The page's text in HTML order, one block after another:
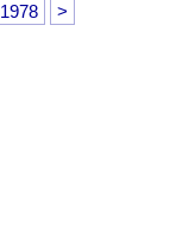
1978
>